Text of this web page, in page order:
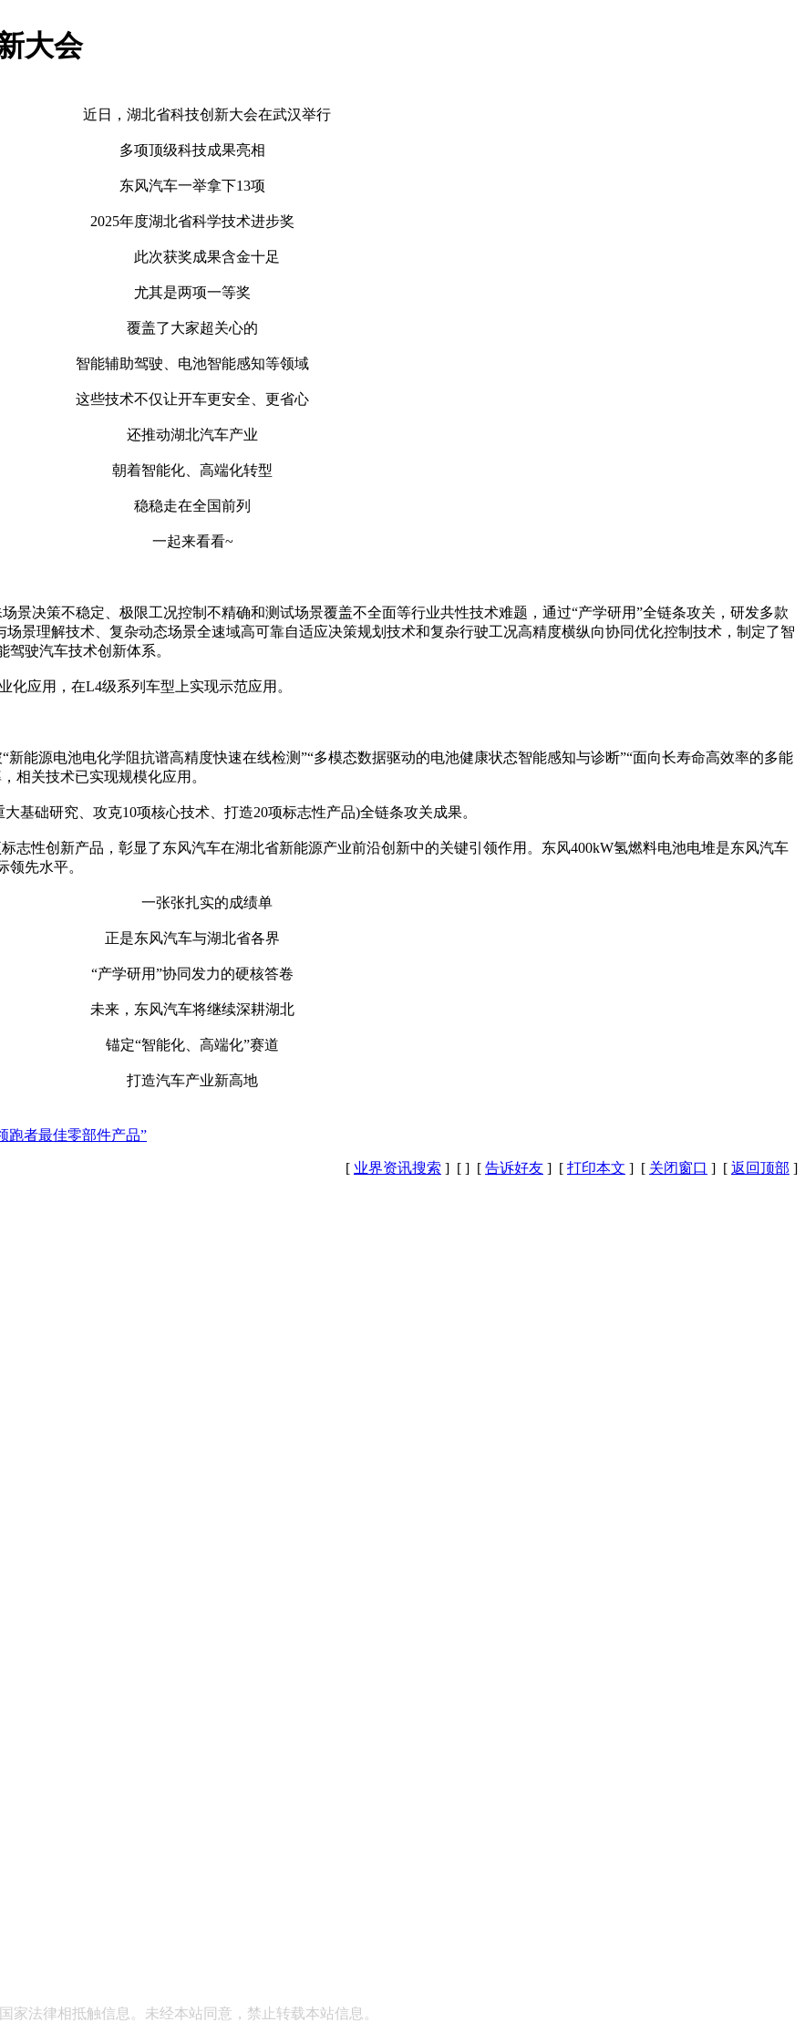
大会
近日，湖北省科技创新大会在武汉举行
多项顶级科技成果亮相
东风汽车一举拿下13项
2025年度湖北省科学技术进步奖
此次获奖成果含金十足
尤其是两项一等奖
覆盖了大家超关心的
智能辅助驾驶、电池智能感知等领域
这些技术不仅让开车更安全、更省心
还推动湖北汽车产业
朝着智能化、高端化转型
稳稳走在全国前列
一起来看看~
决策不稳定、极限工况控制不精确和测试场景覆盖不全面等行业共性技术难题，通过“产学研用”全链条攻关，研发多款
景理解技术、复杂动态场景全速域高可靠自适应决策规划技术和复杂行驶工况高精度横纵向协同优化控制技术，制定了智
驶汽车技术创新体系。
应用，在L4级系列车型上实现示范应用。
能源电池电化学阻抗谱高精度快速在线检测”“多模态数据驱动的电池健康状态智能感知与诊断”“面向长寿命高效率的多能
相关技术已实现规模化应用。
基础研究、攻克10项核心技术、打造20项标志性产品)全链条攻关成果。
性创新产品，彰显了东风汽车在湖北省新能源产业前沿创新中的关键引领作用。东风400kW氢燃料电池电堆是东风汽车
先水平。
一张张扎实的成绩单
正是东风汽车与湖北省各界
“产学研用”协同发力的硬核答卷
未来，东风汽车将继续深耕湖北
锚定“智能化、高端化”赛道
打造汽车产业新高地
跑者最佳零部件产品”
[ 业界资讯搜索 ] [ ] [ 告诉好友 ] [ 打印本文 ] [ 关闭窗口 ] [ 返回顶部 ]
法律相抵触信息。未经本站同意，禁止转载本站信息。